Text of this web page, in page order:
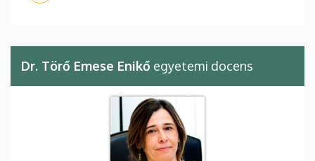
Dr. Törő Emese Enikő egyetemi docens